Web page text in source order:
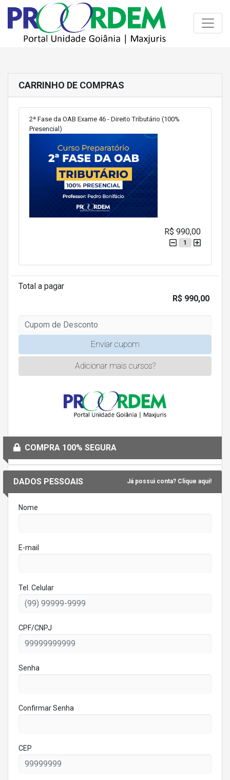
DADOS PESSOAIS Já possui conta? Clique aqui!
Nome
E-mail
Tel. Celular
CPF/CNPJ
Senha
Confirmar Senha
CEP
CARRINHO DE COMPRAS
2ª Fase da OAB Exame 46 - Direito Tributário (100%
Presencial)
R$ 990,00
1
Total a pagar
R$ 990,00
Enviar cupom
Adicionar mais cursos?
COMPRA 100% SEGURA